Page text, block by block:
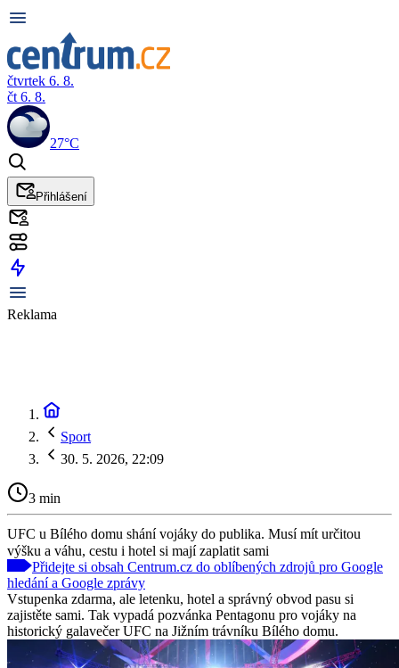
čtvrtek 6. 8.
čt 6. 8.
27°C
Přihlášení
Reklama
Sport
30. 5. 2026, 22:09
3 min
UFC u Bílého domu shání vojáky do publika. Musí mít určitou
výšku a váhu, cestu i hotel si mají zaplatit sami
Přidejte si obsah Centrum.cz do oblíbených zdrojů pro Google
hledání a Google zprávy
Vstupenka zdarma, ale letenku, hotel a správný obvod pasu si
zajistěte sami. Tak vypadá pozvánka Pentagonu pro vojáky na
historický galavečer UFC na Jižním trávníku Bílého domu.